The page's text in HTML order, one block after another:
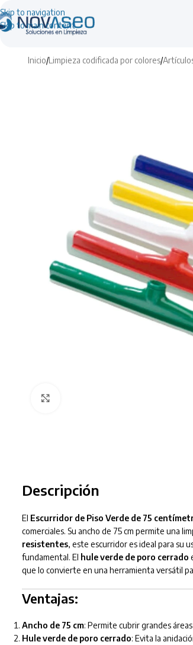
Skip to navigation
Skip to main content
Inicio/Limpieza codificada por colores/
Descripción
El Escurridor de Piso Verde de 75
comerciales. Su ancho de 75 cm permite una
resistentes, este escurridor es ideal para su
fundamental. El hule verde de poro cerrado
que lo convierte en una herramienta versátil
Ventajas:
Ancho de 75 cm: Permite cubrir grandes
Hule verde de poro cerrado: Evita la